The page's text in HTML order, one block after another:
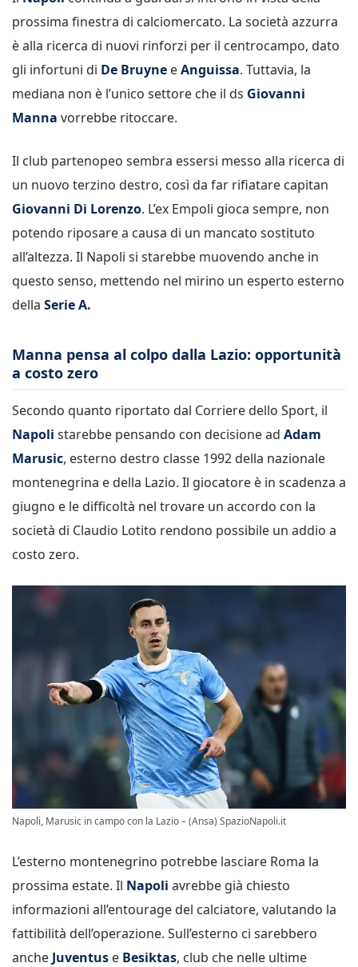
prossima finestra di calciomercato. La società azzurra
è alla ricerca di nuovi rinforzi per il centrocampo, dato
gli infortuni di De Bruyne eAnguissa. Tuttavia, la
mediana non è l’unico settore che il ds Giovanni
Manna vorrebbe ritoccare.
Il club partenopeo sembra essersi messo alla ricerca di
un nuovo terzino destro, così da far rifiatare capitan
Giovanni Di Lorenzo. L’ex Empoli gioca sempre, non
potendo riposare a causa di un mancato sostituto
all’altezza. Il Napoli si starebbe muovendo anche in
questo senso, mettendo nel mirino un esperto esterno
della Serie A.
Manna pensa al colpo dalla Lazio: opportunità
a costo zero
Secondo quanto riportato dal Corriere dello Sport, il
Napoli starebbe pensando con decisione ad Adam
Marusic, esterno destro classe 1992 della nazionale
montenegrina e della Lazio. Il giocatore è in scadenza a
giugno e le difficoltà nel trovare un accordo con la
società di Claudio Lotito rendono possibile un addio a
costo zero.
Napoli, Marusic in campo con la Lazio – (Ansa) SpazioNapoli.it
L’esterno montenegrino potrebbe lasciare Roma la
prossima estate. Il Napoli avrebbe già chiesto
informazioni all’entourage del calciatore, valutando la
fattibilità dell’operazione. Sull’esterno ci sarebbero
anche Juventus e Besiktas, club che nelle ultime